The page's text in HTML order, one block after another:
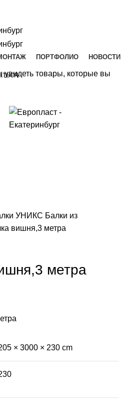
ПОРТФОЛИО
НОВОСТИ
УНИКС Балки из
вишня,3 метра
метра
× 3000 × 230 cm
увидеть товары, которые вы